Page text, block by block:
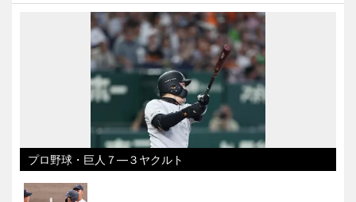
プロ野球・巨人７―３ヤクルト